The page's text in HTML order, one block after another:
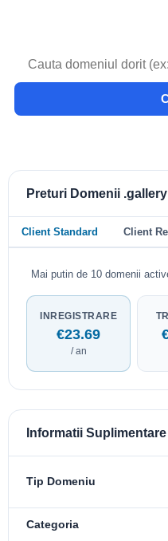
Preturi Domenii .gallery
Client Standard Client
Mai putin de 10 domenii
INREGISTRARE
€23.69
/ an
Informatii Suplimentare
Tip Domeniu
Categoria